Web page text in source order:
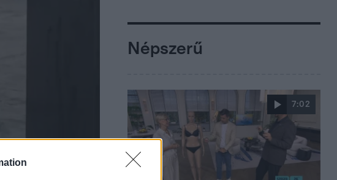
Népszerű
7:02